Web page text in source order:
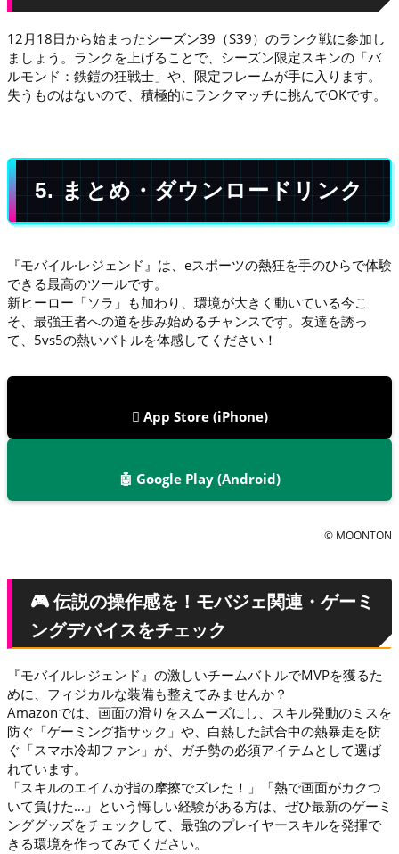
12月18日から始まったシーズン39（S39）のランク戦に参加し
ましょう。ランクを上げることで、シーズン限定スキンの「バ
ルモンド：鉄鎧の狂戦士」や、限定フレームが手に入ります。
失うものはないので、積極的にランクマッチに挑んでOKです。
5. まとめ・ダウンロードリンク
『モバイル·レジェンド』は、eスポーツの熱狂を手のひらで体験
できる最高のツールです。
新ヒーロー「ソラ」も加わり、環境が大きく動いている今こ
そ、最強王者への道を歩み始めるチャンスです。友達を誘っ
て、5vs5の熱いバトルを体感してください！
 App Store (iPhone)
🤖 Google Play (Android)
© MOONTON
🎮 伝説の操作感を！モバジェ関連・ゲーミ
ングデバイスをチェック
『モバイルレジェンド』の激しいチームバトルでMVPを獲るた
めに、フィジカルな装備も整えてみませんか？
Amazonでは、画面の滑りをスムーズにし、スキル発動のミスを
防ぐ「ゲーミング指サック」や、白熱した試合中の熱暴走を防
ぐ「スマホ冷却ファン」が、ガチ勢の必須アイテムとして選ば
れています。
「スキルのエイムが指の摩擦でズレた！」「熱で画面がカクつ
いて負けた…」という悔しい経験がある方は、ぜひ最新のゲーミ
ンググッズをチェックして、最強のプレイヤースキルを発揮で
きる環境を作ってみてください。